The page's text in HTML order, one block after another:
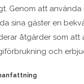
Genom att
sina gäster en
åtgärder som att
och